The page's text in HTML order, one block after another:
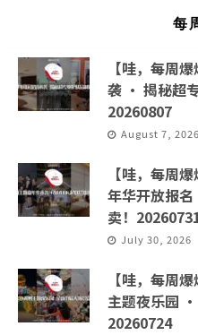
每
【哇，每周
袭 · 揭秘超
20260807
August 7, 2026
【哇，每周
年华开放报
卖！
July 30, 2026
【哇，每周
主题夜乐园 ·
20260724